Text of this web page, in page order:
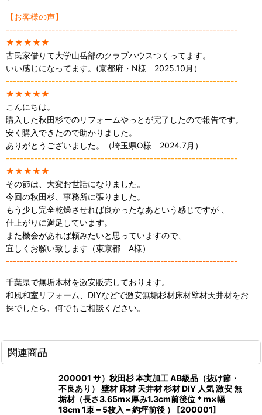
【お客様の声】
------------------------------------------------------------------
★★★★★
古民家借りて大学山岳部のクラブハウスつくってます。
いい感じになってます。 (京都府・N様 2025.10月）
------------------------------------------------------------------
★★★★★
こんにちは。
購入した秋田杉でのリフォームやっとが完了したので報告です。
安く購入できたので助かりました。
ありがとうございました。（埼玉県O様 2024.7月）
------------------------------------------------------------------
★★★★★
その節は、大変お世話になりました。
今回の秋田杉、事務所に張りました。
もう少し完全乾燥させれば良かったなあという感じですが 、
仕上がりに満足しています。
また機会があれば頼みたいと思っていますので、
宜しくお願い致します（東京都 A様）
------------------------------------------------------------------
千葉県で無垢木材を激安販売しております。
和風和室リフォーム、DIYなどで激安無垢杉材床材壁材天井材をお
探でしたら、何でもご相談ください。
関連商品
200001 サ）秋田杉 本実加工 AB級品（抜け節・
不良あり） 壁材 床材 天井材 杉材 DIY 人気 激安 無
垢材（長さ3.65m×厚み1.3cm前後位＊m×幅
18cm 1束＝5枚入＝約坪前後 ）
[200001]